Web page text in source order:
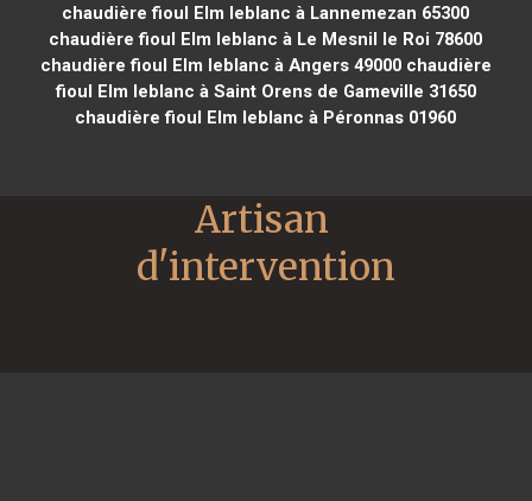
chaudière fioul Elm leblanc à Lannemezan 65300
chaudière fioul Elm leblanc à Le Mesnil le Roi 78600
chaudière fioul Elm leblanc à Angers 49000chaudière
fioul Elm leblanc à Saint Orens de Gameville 31650
chaudière fioul Elm leblanc à Péronnas 01960
Artisan
d'intervention